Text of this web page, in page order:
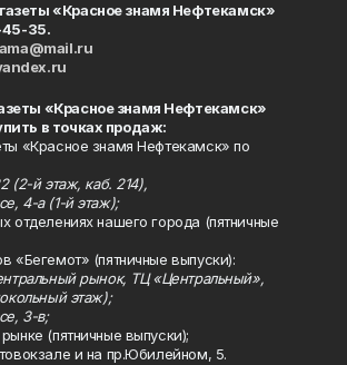
«Красное знамя Нефтекамск»
45-35.
«Красное знамя Нефтекамск»
в точках продаж:
«Красное знамя Нефтекамск» по
(2-й этаж, каб. 214),
4-а (1-й этаж);
отделениях нашего города (пятничные
«Бегемот» (пятничные выпуски):
рынок, ТЦ «Центральный»,
этаж);
3-в;
(пятничные выпуски);
и на пр.Юбилейном, 5.